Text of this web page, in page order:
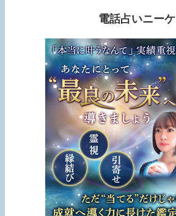
電話占いニーケ